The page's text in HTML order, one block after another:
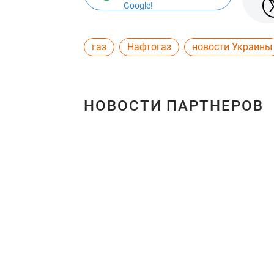
Google!
газ Нафтогаз новости Украины
НОВОСТИ ПАРТНЕРОВ